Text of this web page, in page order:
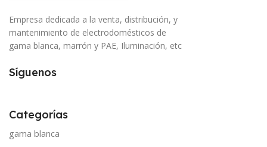
Empresa dedicada a la venta, distribución, y
mantenimiento de electrodomésticos de
gama blanca, marrón y PAE, Iluminación, etc
Síguenos
Categorías
gama blanca